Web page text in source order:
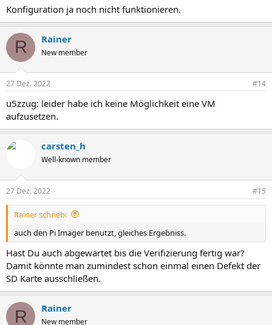
Konfiguration ja noch nicht funktionieren.
R Rainer
New member
27 Dez. 2022 #14
u5zzug: leider habe ich keine Möglichkeit eine VM
aufzusetzen.
carsten_h
Well-known member
27 Dez. 2022 #15
Rainer schrieb:
auch den Pi Imager benutzt, gleiches Ergebniss.
Hast Du auch abgewartet bis die Verifizierung fertig war?
Damit könnte man zumindest schon einmal einen Defekt der
SD Karte ausschließen.
R Rainer
New member